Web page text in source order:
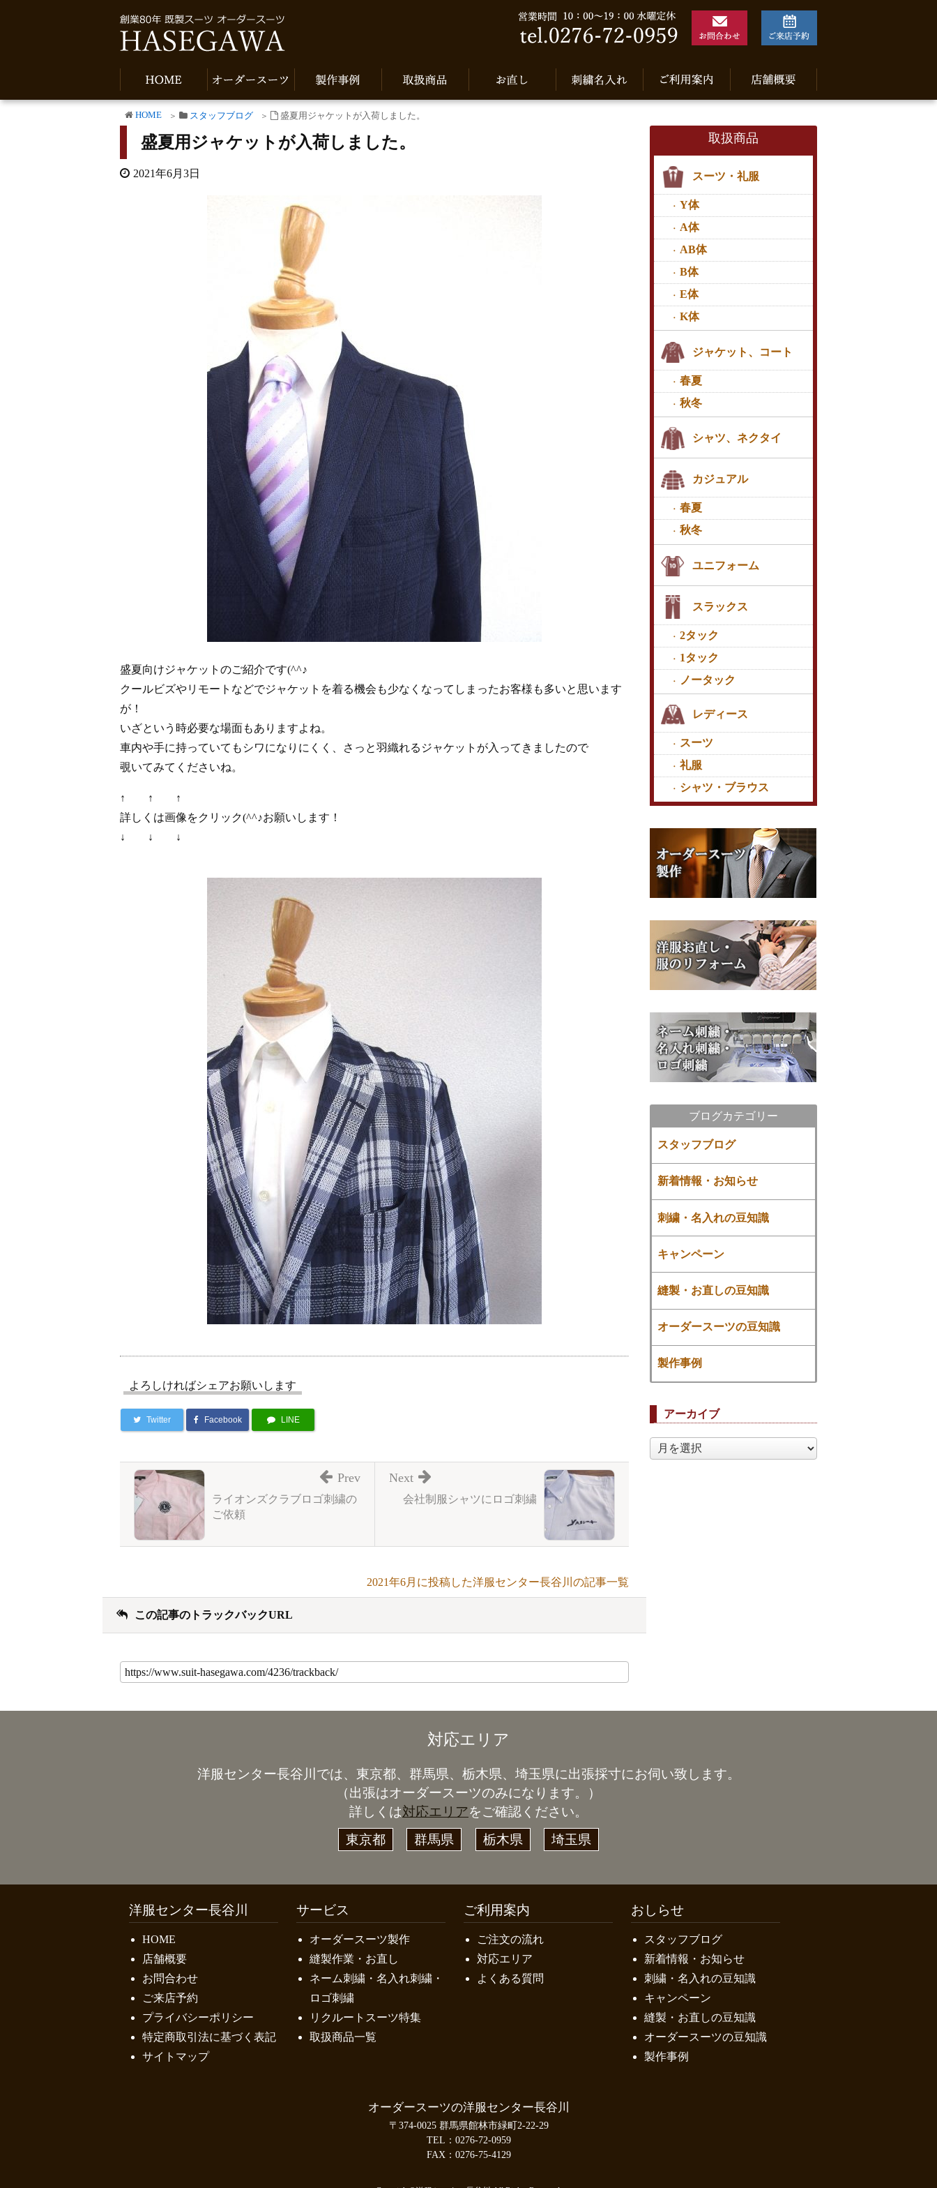
HOME スタッフブログ 盛夏用ジャケットが入荷しました。
盛夏用ジャケットが入荷しました。
2021年6月3日
盛夏向けジャケットのご紹介です(^^♪
クールビズやリモートなどでジャケットを着る機会も少なくなってしまったお客様も多いと思います
が！
いざという時必要な場面もありますよね。
車内や手に持っていてもシワになりにくく、さっと羽織れるジャケットが入ってきましたので
覗いてみてくださいね。
↑ ↑ ↑
詳しくは画像をクリック(^^♪お願いします！
↓ ↓ ↓
よろしければシェアお願いします
Twitter Facebook LINE
会社制服シャツにロゴ刺繍
Next
ライオンズクラブロゴ刺繍の
ご依頼
Prev
2021年6月に投稿した洋服センター長谷川の記事一覧
この記事のトラックバックURL
取扱商品
スーツ・礼服
Y体
A体
AB体
B体
E体
K体
ジャケット、コート
春夏
秋冬
シャツ、ネクタイ
カジュアル
春夏
秋冬
ユニフォーム
スラックス
2タック
1タック
ノータック
レディース
スーツ
礼服
シャツ・ブラウス
ブログカテゴリー
スタッフブログ
新着情報・お知らせ
刺繍・名入れの豆知識
キャンペーン
縫製・お直しの豆知識
オーダースーツの豆知識
製作事例
アーカイブ
ア
ー
対応エリア
洋服センター長谷川では、東京都、群馬県、栃木県、埼玉県に出張採寸にお伺い致します。
（出張はオーダースーツのみになります。）
詳しくは対応エリアをご確認ください。
東京都
群馬県 栃木県 埼玉県
洋服センター長谷川
HOME
店舗概要
お問合わせ
ご来店予約
プライバシーポリシー
特定商取引法に基づく表記
サイトマップ
サービス
オーダースーツ製作
縫製作業・お直し
ネーム刺繍・名入れ刺繍・
ロゴ刺繍
リクルートスーツ特集
取扱商品一覧
ご利用案内
ご注文の流れ
対応エリア
よくある質問
おしらせ
スタッフブログ
新着情報・お知らせ
刺繍・名入れの豆知識
キャンペーン
縫製・お直しの豆知識
オーダースーツの豆知識
製作事例
オーダースーツの洋服センター長谷川
〒374-0025 群馬県館林市緑町2-22-29
TEL： 0276-72-0959
FAX：0276-75-4129